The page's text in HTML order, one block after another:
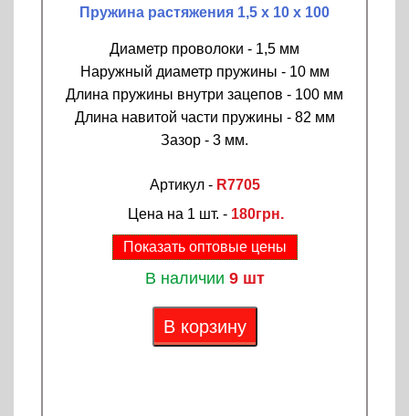
Пружина растяжения 1,5 х 10 х 100
Диаметр проволоки - 1,5 мм
Наружный диаметр пружины - 10 мм
Длина пружины внутри зацепов - 100 мм
Длина навитой части пружины - 82 мм
Зазор - 3 мм.
Артикул - R7705
Цена на 1 шт. - 180грн.
Показать оптовые цены
В наличии 9 шт
В корзину